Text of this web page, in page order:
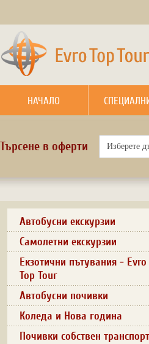
НАЧАЛО
Търсене в оферти
Автобусни екскурзии
Самолетни екскурзии
Екзотични пътувания - Evro
Top Tour
Автобусни почивки
Коледа и Нова година
Почивки собствен транспорт